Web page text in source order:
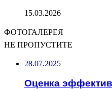
15.03.2026
ФОТОГАЛЕРЕЯ
НЕ ПРОПУСТИТЕ
28.07.2025
Оценка